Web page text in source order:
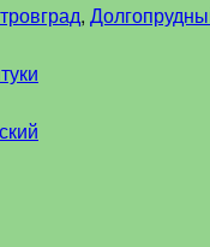
,